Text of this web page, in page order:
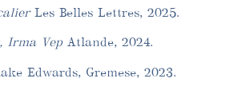
Les Belles Lettres, 2025.
Irma Vep Atlande, 2024.
Edwards, Gremese, 2023.